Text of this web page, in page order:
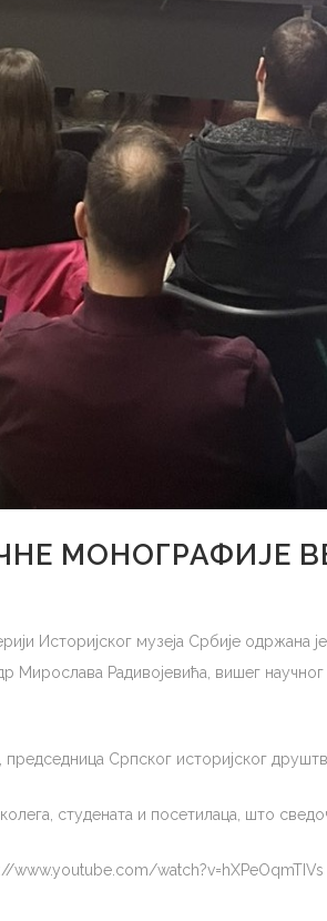
МОНОГРАФИЈЕ
Историјског музеја Србије одржана
др Мирослава Радивојевића, вишег
Српског историјског
студената и посетилаца, што
www.youtube.com/watch?v=hXPeOqmTIVs